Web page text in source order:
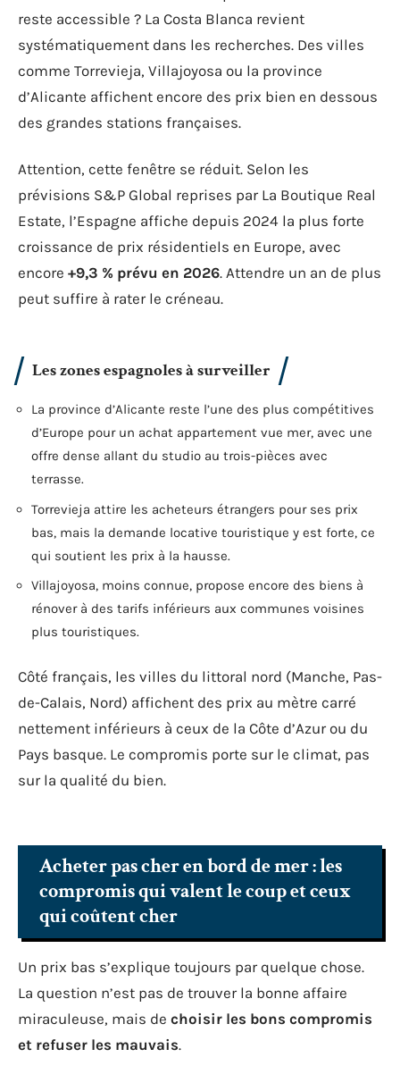
reste accessible ? La Costa Blanca revient
systématiquement dans les recherches. Des villes
comme Torrevieja, Villajoyosa ou la province
d’Alicante affichent encore des prix bien en dessous
des grandes stations françaises.
Attention, cette fenêtre se réduit. Selon les
prévisions S&P Global reprises par La Boutique Real
Estate, l’Espagne affiche depuis 2024 la plus forte
croissance de prix résidentiels en Europe, avec
encore +9,3 % prévu en 2026. Attendre un an de plus
peut suffire à rater le créneau.
Les zones espagnoles à surveiller
La province d’Alicante reste l’une des plus compétitives
d’Europe pour un achat appartement vue mer, avec une
offre dense allant du studio au trois-pièces avec
terrasse.
Torrevieja attire les acheteurs étrangers pour ses prix
bas, mais la demande locative touristique y est forte, ce
qui soutient les prix à la hausse.
Villajoyosa, moins connue, propose encore des biens à
rénover à des tarifs inférieurs aux communes voisines
plus touristiques.
Côté français, les villes du littoral nord (Manche, Pas-
de-Calais, Nord) affichent des prix au mètre carré
nettement inférieurs à ceux de la Côte d’Azur ou du
Pays basque. Le compromis porte sur le climat, pas
sur la qualité du bien.
Acheter pas cher en bord de mer : les
compromis qui valent le coup et ceux
qui coûtent cher
Un prix bas s’explique toujours par quelque chose.
La question n’est pas de trouver la bonne affaire
miraculeuse, mais de choisir les bons compromis
et refuser les mauvais.